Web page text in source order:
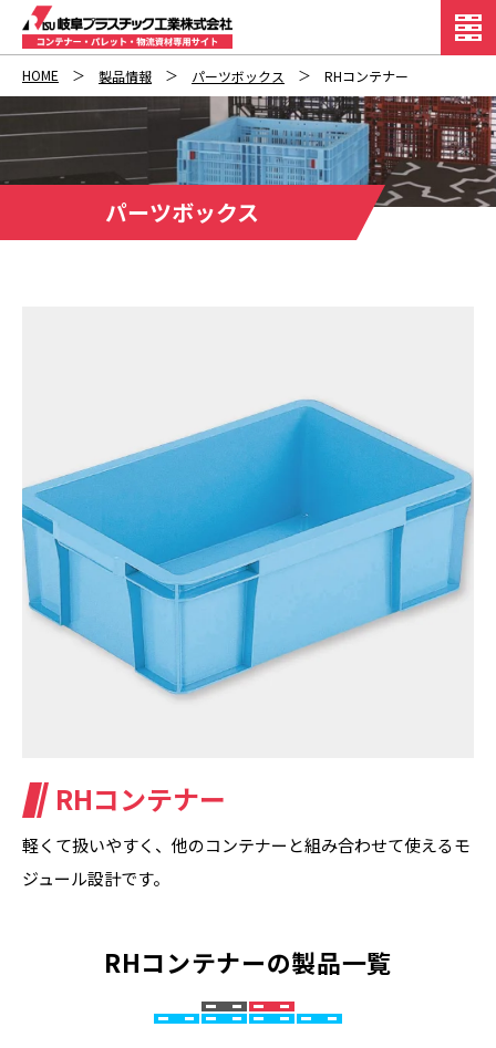
HOME 製品情報 パーツボックス RHコンテナー
パーツボックス
RHコンテナー
軽くて扱いやすく、他のコンテナーと組み合わせて使えるモ
ジュール設計です。
RHコンテナーの製品一覧